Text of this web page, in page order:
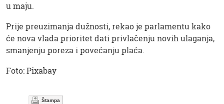
u maju.
Prije preuzimanja dužnosti, rekao je parlamentu kako
će nova vlada prioritet dati privlačenju novih ulaganja,
smanjenju poreza i povećanju plaća.
Foto: Pixabay
Štampa